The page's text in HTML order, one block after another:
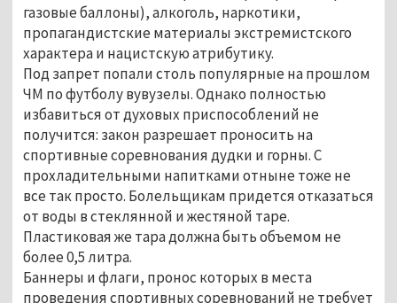
газовые баллоны), алкоголь, наркотики,
пропагандистские материалы экстремистского
характера и нацистскую атрибутику.
Под запрет попали столь популярные на прошлом
ЧМ по футболу вувузелы. Однако полностью
избавиться от духовых приспособлений не
получится: закон разрешает проносить на
спортивные соревнования дудки и горны. С
прохладительными напитками отныне тоже не
все так просто. Болельщикам придется отказаться
от воды в стеклянной и жестяной таре.
Пластиковая же тара должна быть объемом не
более 0,5 литра.
Баннеры и флаги, пронос которых в места
проведения спортивных соревнований не требует